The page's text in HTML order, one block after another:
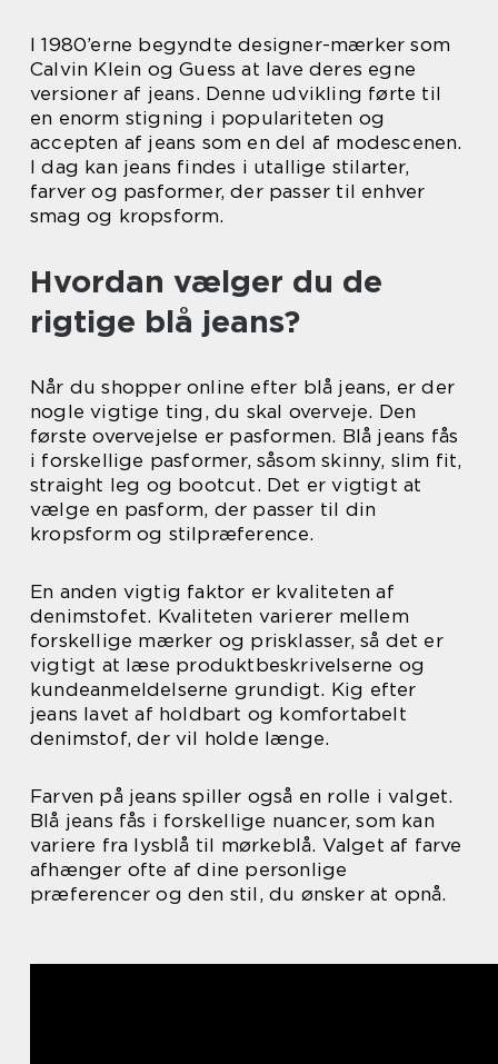
I 1980’erne begyndte designer-mærker som
Calvin Klein og Guess at lave deres egne
versioner af jeans. Denne udvikling førte til
en enorm stigning i populariteten og
accepten af jeans som en del af modescenen.
I dag kan jeans findes i utallige stilarter,
farver og pasformer, der passer til enhver
smag og kropsform.
Hvordan vælger du de
rigtige blå jeans?
Når du shopper online efter blå jeans, er der
nogle vigtige ting, du skal overveje. Den
første overvejelse er pasformen. Blå jeans fås
i forskellige pasformer, såsom skinny, slim fit,
straight leg og bootcut. Det er vigtigt at
vælge en pasform, der passer til din
kropsform og stilpræference.
En anden vigtig faktor er kvaliteten af
denimstofet. Kvaliteten varierer mellem
forskellige mærker og prisklasser, så det er
vigtigt at læse produktbeskrivelserne og
kundeanmeldelserne grundigt. Kig efter
jeans lavet af holdbart og komfortabelt
denimstof, der vil holde længe.
Farven på jeans spiller også en rolle i valget.
Blå jeans fås i forskellige nuancer, som kan
variere fra lysblå til mørkeblå. Valget af farve
afhænger ofte af dine personlige
præferencer og den stil, du ønsker at opnå.